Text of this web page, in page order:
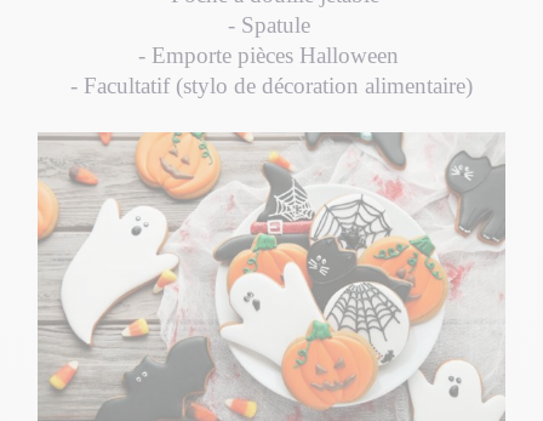
- Spatule
- Emporte pièces Halloween
- Facultatif (stylo de décoration alimentaire)